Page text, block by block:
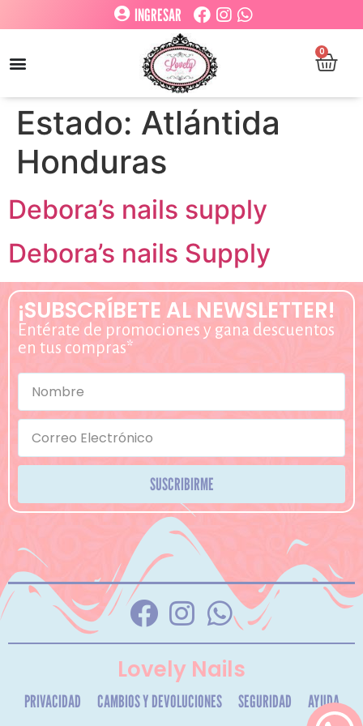
INGRESAR
0
Estado: Atlántida
Honduras
Debora’s nails supply
Debora’s nails Supply
¡SUBSCRÍBETE AL NEWSLETTER!
Entérate de promociones y gana descuentos
en tus compras*
SUSCRIBIRME
Lovely Nails
PRIVACIDAD CAMBIOS Y DEVOLUCIONES SEGURIDAD AYUDA